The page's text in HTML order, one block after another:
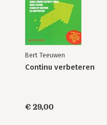
Bert Teeuwen
Continu verbeteren
€ 29,00